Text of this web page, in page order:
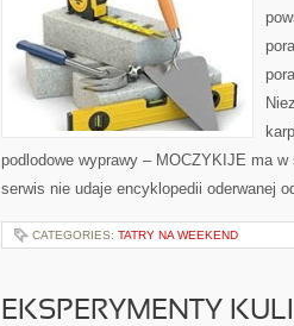
podlodowe wyprawy – MOCZYKIJE ma
serwis nie udaje encyklopedii oderwanej
CATEGORIES: TATRY NA WEEKEND
EKSPERYMENTY